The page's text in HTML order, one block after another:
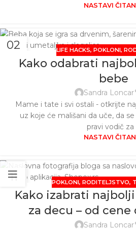
NASTAVI
02 LIFE HACKS, POKLONI,
Kako odabrati
bebe
Sandra Loncar
Mame i tate i svi ostali - otkrijte
uz koje će mališani da uče, da
pravi vodič za
NASTAVI
11 POKLONI, RODITELJSTVO,
Kako izabrati
za decu – od cene
Sandra Loncar